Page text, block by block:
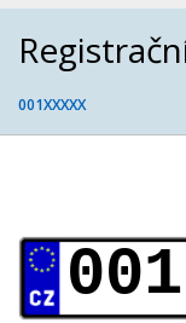
001XXXXX